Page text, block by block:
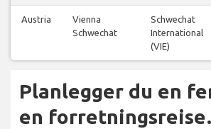
Austria
Vienna
Schwechat
Schwechat
International
(VIE)
Planlegger du en
en